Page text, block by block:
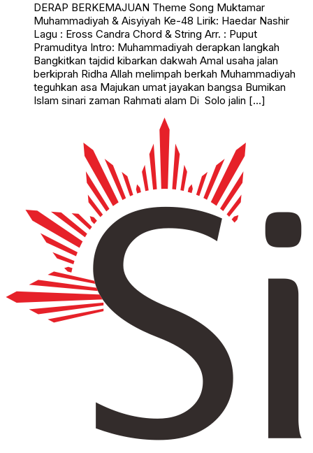
DERAP BERKEMAJUAN Theme Song Muktamar
Muhammadiyah & Aisyiyah Ke-48 Lirik: Haedar Nashir
Lagu : Eross Candra Chord & String Arr. : Puput
Pramuditya Intro: Muhammadiyah derapkan langkah
Bangkitkan tajdid kibarkan dakwah Amal usaha jalan
berkiprah Ridha Allah melimpah berkah Muhammadiyah
teguhkan asa Majukan umat jayakan bangsa Bumikan
Islam sinari zaman Rahmati alam Di Solo jalin […]